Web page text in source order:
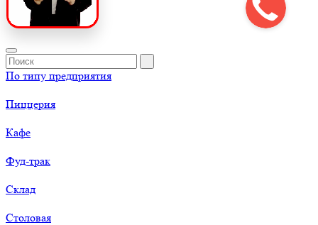
По типу предприятия
Пиццерия
Кафе
Фуд-трак
Склад
Столовая